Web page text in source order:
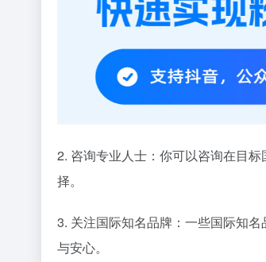
2. 咨询专业人士：你可以咨询在目
择。
3. 关注国际知名品牌：一些国际知
与安心。